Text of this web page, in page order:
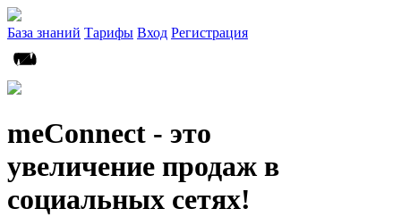
База знаний Тарифы Вход Регистрация
meConnect - это
увеличение продаж в
социальных сетях!